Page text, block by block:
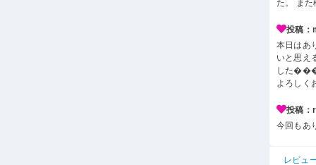
た。 また
投稿：
本日はあ
いと思え
した
よろしく
投稿
今回もあ
レビュ